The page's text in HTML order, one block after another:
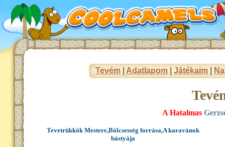
Tevém Adatlapom |Játékaim
A Hatalmas
Tevetrükkök Mestere,Bölcsesség forrása,A karavánok
bástyája